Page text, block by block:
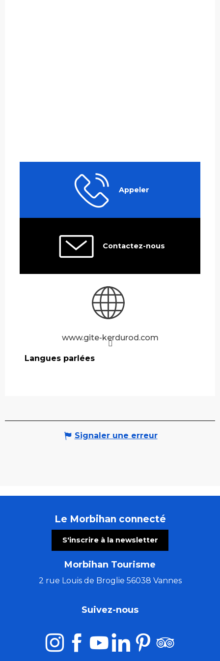
Appeler
Contactez-nous
www.gite-kerdurod.com
Langues parlées
Langues parlées
Signaler une erreur
Le Morbihan connecté
S'inscrire à la newsletter
Morbihan Tourisme
2 rue Louis de Broglie 56038 Vannes
Suivez-nous